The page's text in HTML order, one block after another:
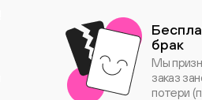
брак
Мы
заказ
потери